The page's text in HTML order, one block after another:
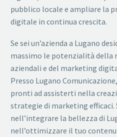
pubblico locale e ampliare la
digitale in continua crescita.
Se sei un’azienda a Lugano
massimo le potenzialità della
aziendali e del marketing
Presso Lugano
pronti ad assisterti nella
strategie di marketing efficaci.
nell’integrare la bellezza di
nell’ottimizzare il tuo